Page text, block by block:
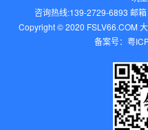
咨询热线:139-2729-6893 邮
Copyright © 2020 FSLV66.COM
备案号： 粤